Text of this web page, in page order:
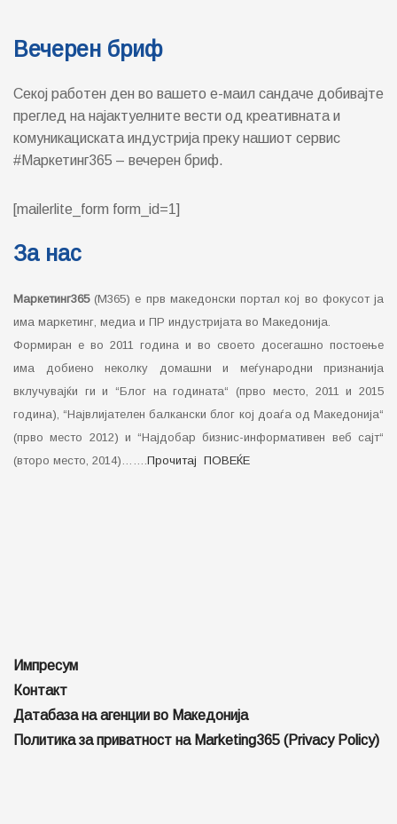
Вечерен бриф
Секој работен ден во вашето е-маил сандаче добивајте
преглед на најактуелните вести од креативната и
комуникациската индустрија преку нашиот сервис
#Маркетинг365 – вечерен бриф.
[mailerlite_form form_id=1]
За нас
Маркетинг365(М365) е прв македонски портал кој во фокусот ја
има маркетинг, медиа и ПР индустријата во Македонија.
Формиран е во 2011 година и во своето досегашно постоење
има добиено неколку домашни и меѓународни признанија
вклучувајќи ги и “Блог на годината“ (прво место, 2011 и 2015
година), “Највлијателен балкански блог кој доаѓа од Македонија“
(прво место 2012) и “Најдобар бизнис-информативен веб сајт“
(второ место, 2014)…….Прочитај ПОВЕЌЕ
Импресум
Контакт
Датабаза на агенции во Македонија
Политика за приватност на Marketing365 (Privacy Policy)